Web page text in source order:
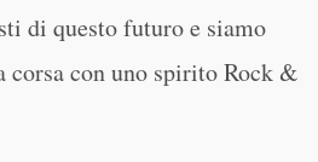
di questo futuro e siamo
corsa con uno spirito Rock &